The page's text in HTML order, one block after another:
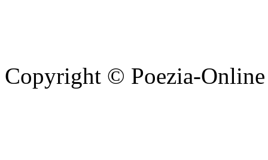
Copyright © Poezia-